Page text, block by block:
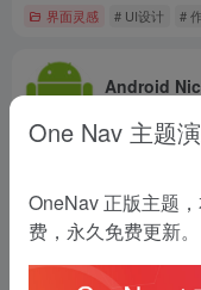
界面灵感 # UI设计 #
Android
优阁
One Nav 主题
OneNav 正版主题
费，永久免费更新。